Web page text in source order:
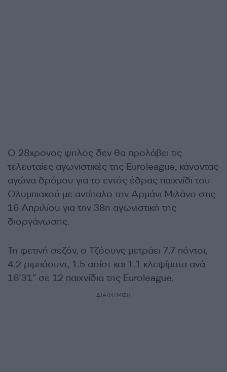
Ο 28χρονος ψηλός δεν θα προλάβει τις
τελευταίες αγωνιστικές της Euroleague, κάνοντας
αγώνα δρόμου για το εντός έδρας παιχνίδι του
Ολυμπιακού με αντίπαλο την Αρμάνι Μιλάνο στις
16 Απριλίου για την 38η αγωνιστική της
διοργάνωσης.
Τη φετινή σεζόν, ο Τζόουνς μετράει 7.7 πόντοι,
4.2 ριμπάουντ, 1.5 ασίστ και 1.1 κλεψίματα ανά
16’31” σε 12 παιχνίδια της Euroleague.
ΔΙΑΦΗΜΙΣΗ